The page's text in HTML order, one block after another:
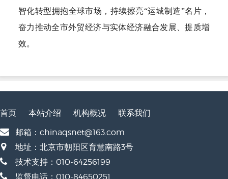
智化转型拥抱全球市场，持续擦亮“运城制造”名片，
奋力推动全市外贸经济与实体经济融合发展、提质增
效。
首页 本站介绍 机构概况
联系我们
邮箱：chinaqsnet@163.com
地址：北京市朝阳区育慧南路3号
技术支持：010-64256199
监督电话：010-84650251